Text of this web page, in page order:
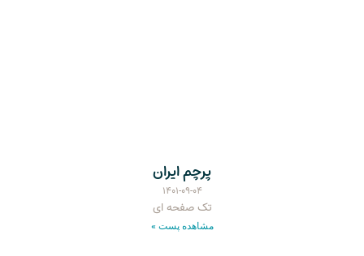
پرچم ایران
۱۴۰۱-۰۹-۰۴
تک صفحه ای
مشاهده پست »